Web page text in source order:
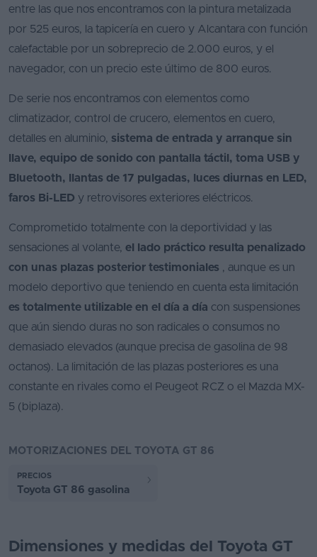
entre las que nos encontramos con la pintura metalizada
por 525 euros, la tapicería en cuero y Alcantara con función
calefactable por un sobreprecio de 2.000 euros, y el
navegador, con un precio este último de 800 euros.
De serie nos encontramos con elementos como
climatizador, control de crucero, elementos en cuero,
detalles en aluminio, sistema de entrada y arranque sin
llave, equipo de sonido con pantalla táctil, toma USB y
Bluetooth, llantas de 17 pulgadas, luces diurnas en LED,
faros Bi-LED y retrovisores exteriores eléctricos.
Comprometido totalmente con la deportividad y las
sensaciones al volante, el lado práctico resulta penalizado
con unas plazas posterior testimoniales , aunque es un
modelo deportivo que teniendo en cuenta esta limitación
es totalmente utilizable en el día a día con suspensiones
que aún siendo duras no son radicales o consumos no
demasiado elevados (aunque precisa de gasolina de 98
octanos). La limitación de las plazas posteriores es una
constante en rivales como el Peugeot RCZ o el Mazda MX-
5 (biplaza).
MOTORIZACIONES DEL TOYOTA GT 86
PRECIOS
Toyota GT 86 gasolina
Dimensiones y medidas del Toyota GT